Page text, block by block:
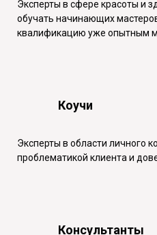
Эксперты в сфере красоты и
обучать начинающих
квалификацию уже опытным
Коучи
Эксперты в области личного
проблематикой клиента и
Консультанты